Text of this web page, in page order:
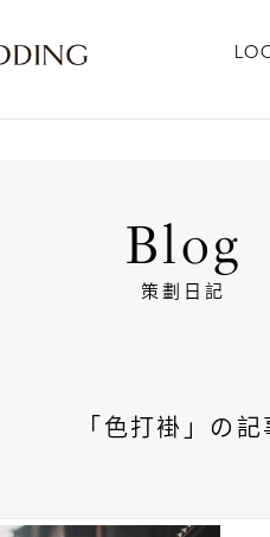
Blog
策劃日記
「色打褂」の